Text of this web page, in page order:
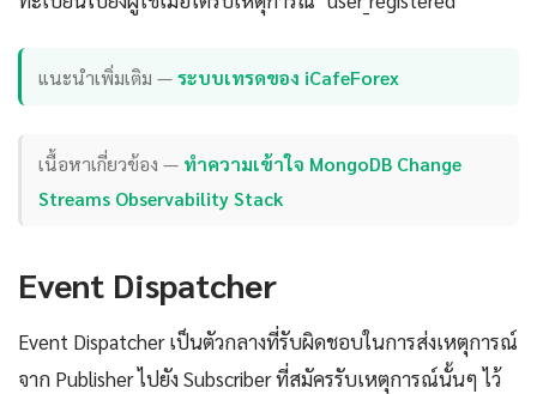
แนะนำเพิ่มเติม —ระบบเทรดของ iCafeForex
เนื้อหาเกี่ยวข้อง — ทำความเข้าใจ MongoDB Change
Streams Observability Stack
Event Dispatcher
Event Dispatcher เป็นตัวกลางที่รับผิดชอบในการส่งเหตุการณ์
จาก Publisher ไปยัง Subscriber ที่สมัครรับเหตุการณ์นั้นๆ ไว้